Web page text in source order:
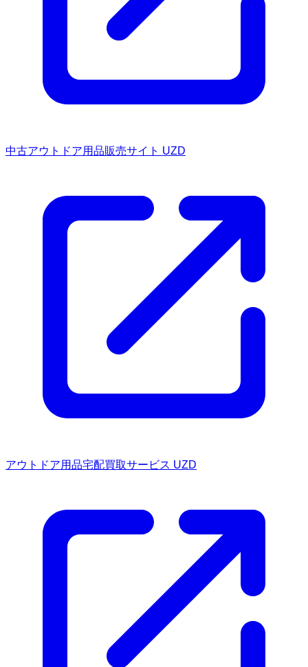
中古アウトドア用品販売サイト UZD
アウトドア用品宅配買取サービス UZD